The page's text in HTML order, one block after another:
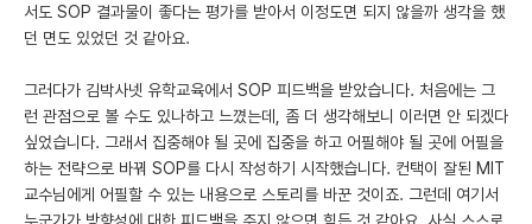
서도 SOP 결과물이 좋다는 평가를 받아서 이정도면 되지 않을까 생각을 했
던 면도 있었던 것 같아요.
그러다가 김박사넷 유학교육에서 SOP 피드백을 받았습니다. 처음에는 그
런 관점으로 볼 수도 있나하고 느꼈는데, 좀 더 생각해보니 이러면 안 되겠다
싶었습니다. 그래서 집중해야 될 곳에 집중을 하고 어필해야 될 곳에 어필을
하는 전략으로 바꿔 SOP를 다시 작성하기 시작했습니다. 컨택이 잘된 MIT
교수님에게 어필할 수 있는 내용으로 스토리를 바꾼 것이죠. 그런데 여기서
누군가가 방향성에 대한 피드백을 주지 않으면 힘든 것 같아요. 사실 스스로